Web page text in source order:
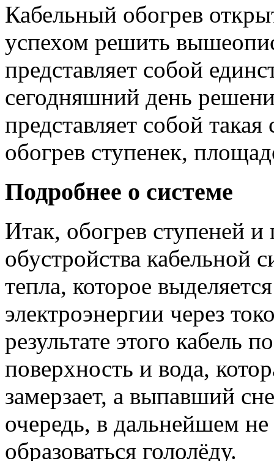
Кабельный обогрев
успехом решить
представляет собой
сегодняшний день
представляет собой
обогрев ступенек,
Подробнее о системе
Итак, обогрев ступеней
обустройства кабельной
тепла, которое
электроэнергии через
результате этого кабель
поверхность и вода,
замерзает, а выпавший
очередь, в дальнейшем
образоваться гололёду.